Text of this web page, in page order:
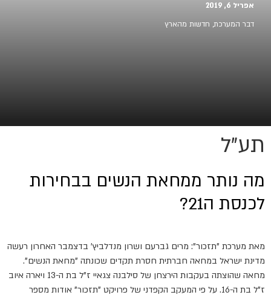
אפריל 6, 2019
דבר המערכת, חדשות מהארץ
תע"ל
מה נותר ממחאת הנשים בבחירות
לכנסת ה21?
מאת מערכת "תזכור": מרים גברעם ושרון מנדלביץ' בדצמבר האחרון רעשה
מדינת ישראל במחאה חברתית חסרת תקדים שכונתה "מחאת הנשים".
מחאה שהוצתה בעקבות הירצחן של סילבנה צגאיי ז"ל בת ה-13 ויארה איוב
ז"ל בת ה-16. על פי המעקב הקפדני של פרויקט "תזכור" אודות מספר